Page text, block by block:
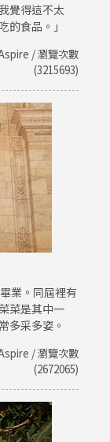
覺得這不太
的食品。」
/ 瀏覽次數
(3215693)
業。同屆裡有
菜是其中一
多采多姿。
/ 瀏覽次數
(2672065)